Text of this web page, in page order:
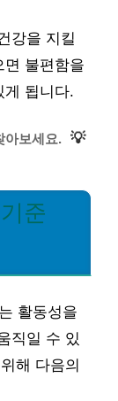
강을 지킬
면 불편함을
게 됩니다.
아보세요. 💡
준
활동성을
직일 수 있
해 다음의